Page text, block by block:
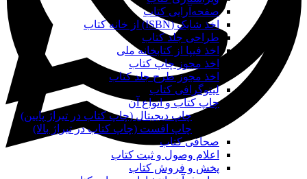
صفحه‌آرایی کتاب
اخذ شابک (ISBN) از خانه کتاب
طراحی جلد کتاب
اخذ فیپا از کتابخانه ملی
اخذ مجوز چاپ کتاب
اخذ مجوز طرح جلد کتاب
لیتوگرافی کتاب
چاپ کتاب و انواع آن
چاپ دیجیتال (چاپ کتاب در تیراژ پایین)
چاپ افست (چاپ کتاب در تیراژ بالا)
صحافی کتاب
اعلام وصول و ثبت کتاب
پخش و فروش کتاب